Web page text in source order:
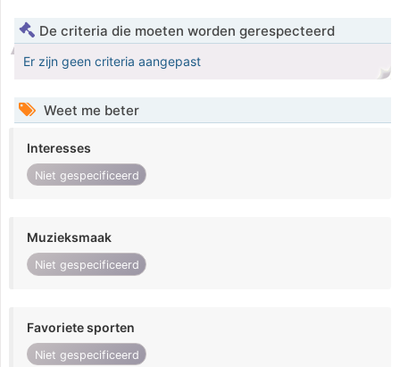
De criteria die moeten worden gerespecteerd
Er zijn geen criteria aangepast
Weet me beter
Interesses
Niet gespecificeerd
Muzieksmaak
Niet gespecificeerd
Favoriete sporten
Niet gespecificeerd